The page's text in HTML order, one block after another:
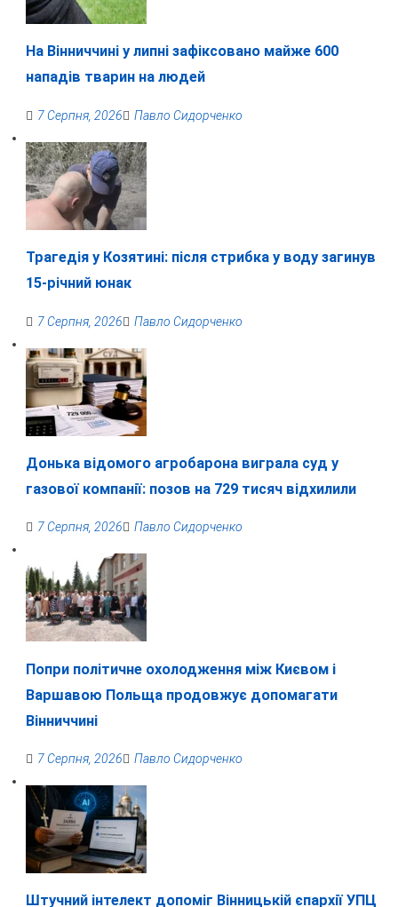
На Вінниччині у липні зафіксовано майже 600
нападів тварин на людей
7 Серпня, 2026 Павло Сидорченко
Трагедія у Козятині: після стрибка у воду загинув
15-річний юнак
7 Серпня, 2026 Павло Сидорченко
Донька відомого агробарона виграла суд у
газової компанії: позов на 729 тисяч відхилили
7 Серпня, 2026 Павло Сидорченко
Попри політичне охолодження між Києвом і
Варшавою Польща продовжує допомагати
Вінниччині
7 Серпня, 2026 Павло Сидорченко
Штучний інтелект допоміг Вінницькій єпархії УПЦ